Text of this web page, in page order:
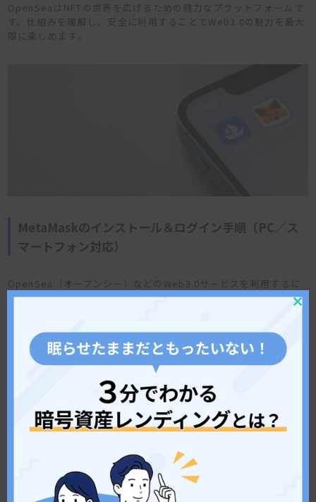
OpenSeaはNFTの世界を広げるための強力なプラットフォームで
す。仕組みを理解し、安全に利用することでWeb3.0の魅力を最大
限に楽しめます。
MetaMaskのインストール＆ログイン手順（PC／ス
マートフォン対応）
OpenSea（オープンシー）などのWeb3.0サービスを利用するに
は、まずメタマスク（MetaMask）をインストールしてウォレッ
説します。
ステップ1：公式サイトからダウンロード（偽サイト注
まずは公式サイトからメタマスク（MetaMask）をダウンロード
MetaMask公式サイト： https://metamask.io